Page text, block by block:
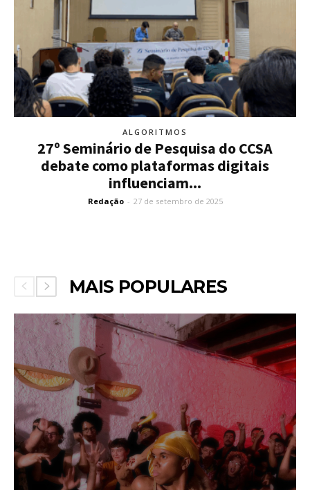
ALGORITMOS
27º Seminário de Pesquisa do CCSA
debate como plataformas digitais
influenciam...
Redação - 27 de setembro de 2025
MAIS POPULARES